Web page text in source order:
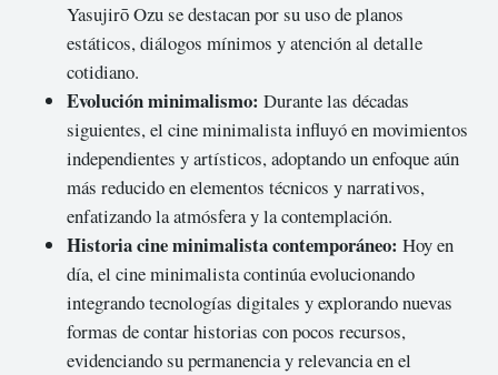
Yasujirō Ozu se destacan por su uso de planos
estáticos, diálogos mínimos y atención al detalle
cotidiano.
Evolución minimalismo: Durante las décadas
siguientes, el cine minimalista influyó en movimientos
independientes y artísticos, adoptando un enfoque aún
más reducido en elementos técnicos y narrativos,
enfatizando la atmósfera y la contemplación.
Historia cine minimalista contemporáneo: Hoy en
día, el cine minimalista continúa evolucionando
integrando tecnologías digitales y explorando nuevas
formas de contar historias con pocos recursos,
evidenciando su permanencia y relevancia en el